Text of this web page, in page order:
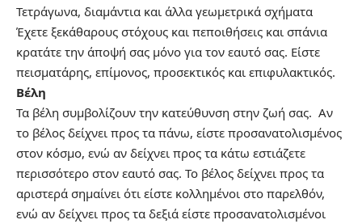
Τετράγωνα, διαμάντια και άλλα γεωμετρικά σχήματα
Έχετε ξεκάθαρους στόχους και πεποιθήσεις και σπάνια
κρατάτε την άποψή σας μόνο για τον εαυτό σας. Είστε
πεισματάρης, επίμονος, προσεκτικός και επιφυλακτικός.
Βέλη
Τα βέλη συμβολίζουν την κατεύθυνση στην ζωή σας. Αν
το βέλος δείχνει προς τα πάνω, είστε προσανατολισμένος
στον κόσμο, ενώ αν δείχνει προς τα κάτω εστιάζετε
περισσότερο στον εαυτό σας. Το βέλος δείχνει προς τα
αριστερά σημαίνει ότι είστε κολλημένοι στο παρελθόν,
ενώ αν δείχνει προς τα δεξιά είστε προσανατολισμένοι